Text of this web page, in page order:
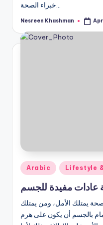
Posted
Nesreen Khashman
Posted
in
Arabic Lifestyle
عادات مفيدة للجسم
يمتلك الأمل، ومن يمتلك
بالجسم أن يكون على هرم